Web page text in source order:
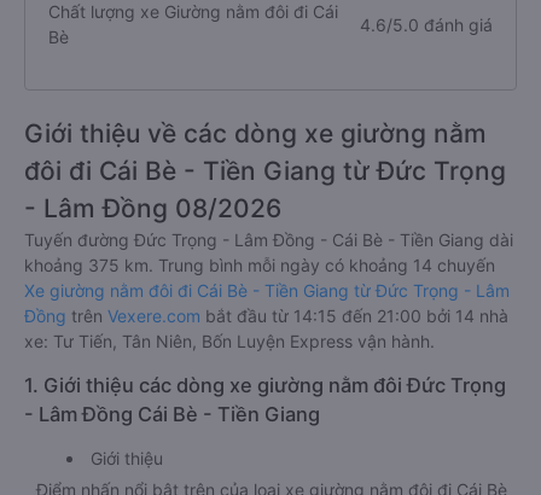
Chất lượng xe Giường nằm đôi đi Cái
Bè
4.6/5.0 đánh giá
Giới thiệu về các dòng xe giường nằm
đôi đi Cái Bè - Tiền Giang từ Đức Trọng
- Lâm Đồng 08/2026
Tuyến đường Đức Trọng - Lâm Đồng - Cái Bè - Tiền Giang dài
khoảng 375 km. Trung bình mỗi ngày có khoảng 14 chuyến
Xe giường nằm đôi đi Cái Bè - Tiền Giang từ Đức Trọng - Lâm
Đồng trên Vexere.com bắt đầu từ 14:15 đến 21:00 bởi 14 nhà
xe: Tư Tiến, Tân Niên, Bốn Luyện Express vận hành.
1. Giới thiệu các dòng xe giường nằm đôi Đức Trọng
- Lâm Đồng Cái Bè - Tiền Giang
Giới thiệu
Điểm nhấn nổi bật trên của loại xe giường nằm đôi đi Cái Bè